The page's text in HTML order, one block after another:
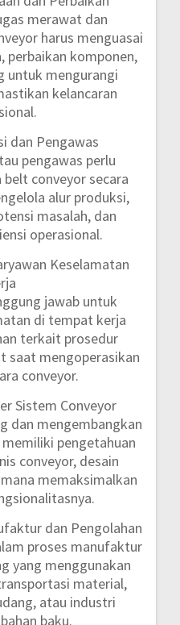
merawat dan
harus menguasai
perbaikan komponen,
untuk mengurangi
kelancaran
dan Pengawas
pengawas perlu
conveyor secara
alur produksi,
masalah, dan
operasional.
Keselamatan
jawab untuk
di tempat kerja
terkait prosedur
saat mengoperasikan
conveyor.
Sistem Conveyor
dan mengembangkan
pengetahuan
conveyor, desain
memaksimalkan
dan Pengolahan
proses manufaktur
yang menggunakan
material,
atau industri
baku.